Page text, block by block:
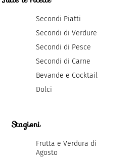
Secondi Piatti
Secondi di Verdure
Secondi di Pesce
Secondi di Carne
Bevande e Cocktail
Dolci
Stagioni
Frutta e Verdura di
Agosto